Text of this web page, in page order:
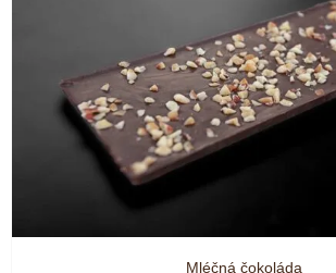
Mléčná čokoláda